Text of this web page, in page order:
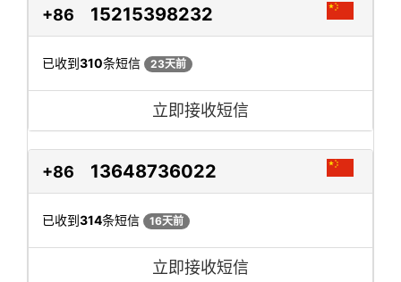
+86 15215398232
已收到310条短信 23天前
立即接收短信
+86 13648736022
已收到314条短信 16天前
立即接收短信